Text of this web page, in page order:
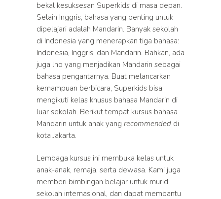
bekal kesuksesan Superkids di masa depan.
Selain Inggris, bahasa yang penting untuk
dipelajari adalah Mandarin. Banyak sekolah
di Indonesia yang menerapkan tiga bahasa:
Indonesia, Inggris, dan Mandarin. Bahkan, ada
juga lho yang menjadikan Mandarin sebagai
bahasa pengantarnya. Buat melancarkan
kemampuan berbicara, Superkids bisa
mengikuti kelas khusus bahasa Mandarin di
luar sekolah. Berikut tempat kursus bahasa
Mandarin untuk anak yang recommended di
kota Jakarta.
Lembaga kursus ini membuka kelas untuk
anak-anak, remaja, serta dewasa. Kami juga
memberi bimbingan belajar untuk murid
sekolah internasional, dan dapat membantu